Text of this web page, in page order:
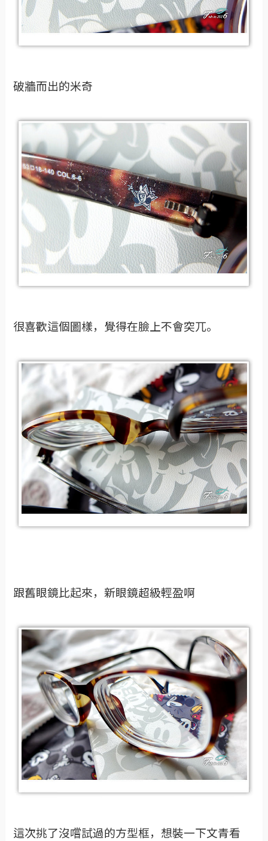
破牆而出的米奇
很喜歡這個圖樣，覺得在臉上不會突兀。
跟舊眼鏡比起來，新眼鏡超級輕盈啊
這次挑了沒嚐試過的方型框，想裝一下文青看